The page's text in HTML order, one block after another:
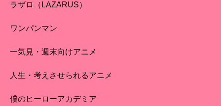
ラザロ（LAZARUS）
ワンパンマン
一気見・週末向けアニメ
人生・考えさせられるアニメ
僕のヒーローアカデミア